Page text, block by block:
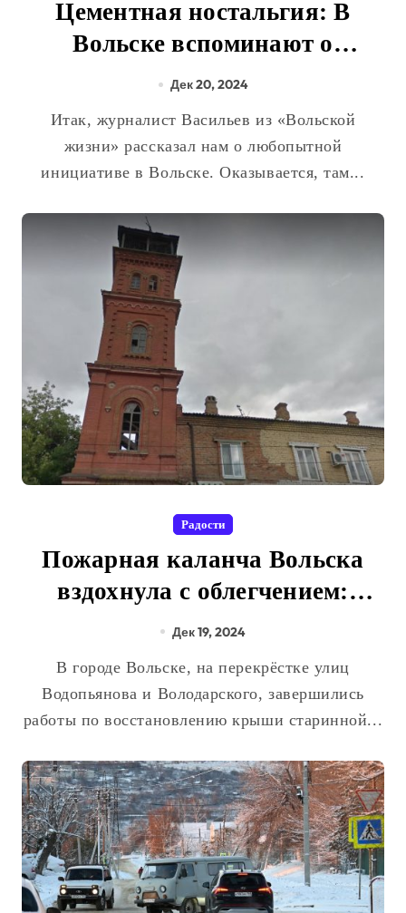
Цементная ностальгия: В
Вольске вспоминают о
«Красном Октябре»
Дек 20, 2024
Итак, журналист Васильев из «Вольской
жизни» рассказал нам о любопытной
инициативе в Вольске. Оказывается, там...
Радости
Пожарная каланча Вольска
вздохнула с облегчением:
крыша обновлена!
Дек 19, 2024
В городе Вольске, на перекрёстке улиц
Водопьянова и Володарского, завершились
работы по восстановлению крыши старинной...